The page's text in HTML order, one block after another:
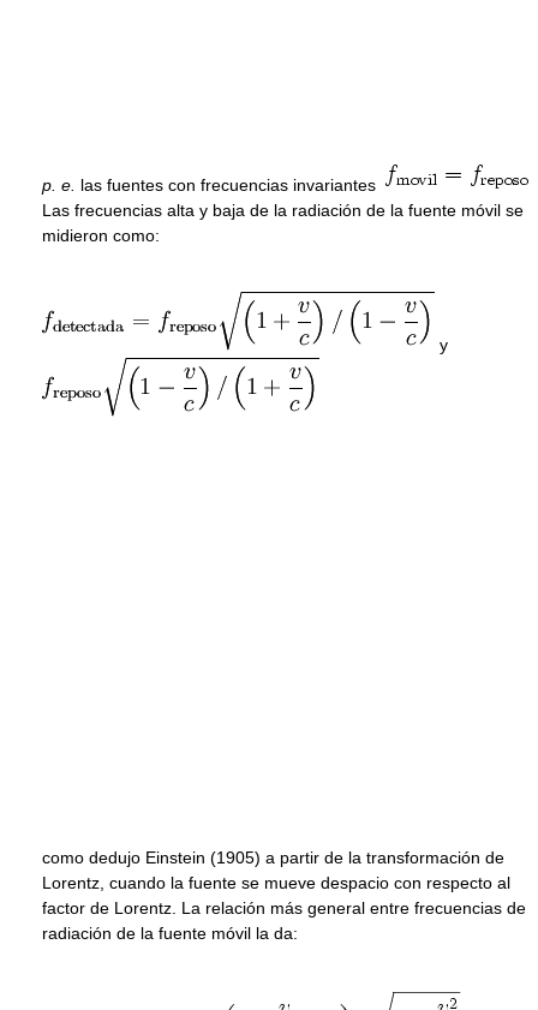
p. e. las fuentes con frecuencias invariantes
Las frecuencias alta y baja de la radiación de la fuente móvil se
midieron como:
y
como dedujo Einstein (1905) a partir de la transformación de
Lorentz, cuando la fuente se mueve despacio con respecto al
factor de Lorentz. La relación más general entre frecuencias de
radiación de la fuente móvil la da: